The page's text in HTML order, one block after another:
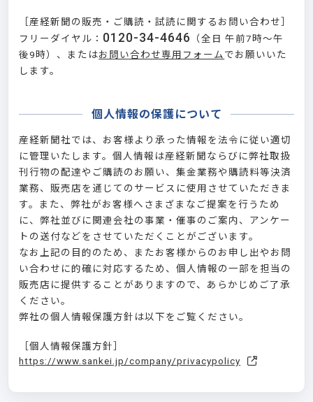
2
朝日新聞
毎日新聞
日経新聞
スポーツ紙
その他
定期購読紙なし
6ヶ月未満
［産経新聞の販売・ご購読・試読に関するお問い合わせ］
フリーダイヤル： 0120-34-4646
（全日 午前7時～午
後9時）、またはお問い合わせ専用フォーム でお願いいた
します。
個人情報の保護について
産経新聞社では、お客様より承った情報を法令に従い適切
に管理いたします。個人情報は産経新聞ならびに弊社取扱
刊行物の配達やご購読のお願い、集金業務や購読料等決済
業務、販売店を通じてのサービスに使用させていただきま
す。また、弊社がお客様へさまざまなご提案を行うため
に、弊社並びに関連会社の事業・催事のご案内、アンケー
トの送付などをさせていただくことがございます。
なお上記の目的のため、またお客様からのお申し出やお問
い合わせに的確に対応するため、個人情報の一部を担当の
販売店に提供することがありますので、あらかじめご了承
ください。
弊社の個人情報保護方針は以下をご覧ください。
［個人情報保護方針］
https://www.sankei.jp/company/privacypolicy